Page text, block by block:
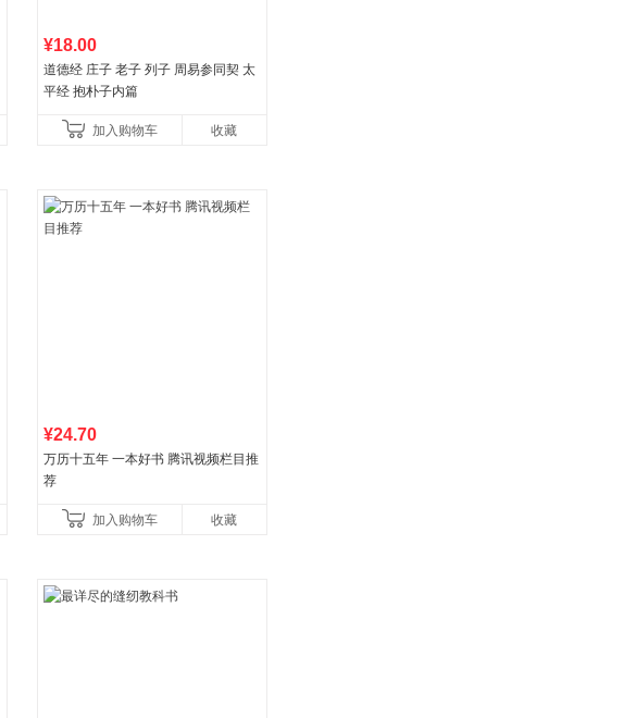
¥18.00
道德经 庄子 老子 列子 周易参同契 太
平经 抱朴子内篇
加入购物车 收藏
¥24.70
万历十五年 一本好书 腾讯视频栏目推
荐
加入购物车 收藏